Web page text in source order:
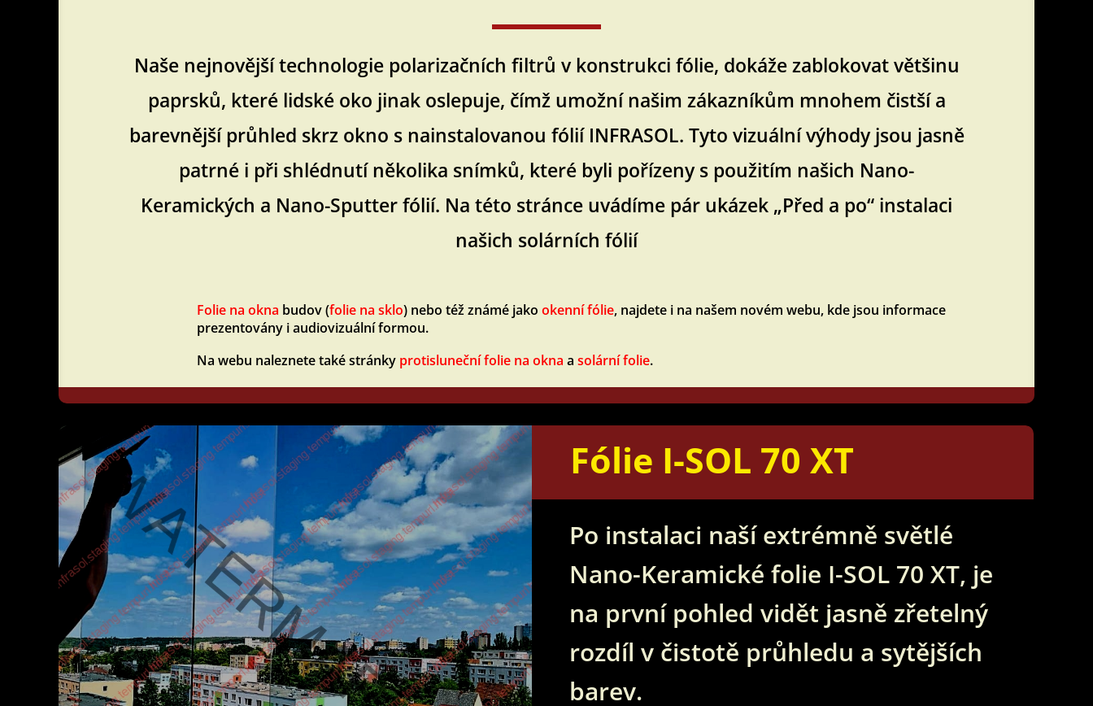
Naše nejnovější technologie polarizačních filtrů v konstrukci fólie, dokáže zablokovat většinu
paprsků, které lidské oko jinak oslepuje, čímž umožní našim zákazníkům mnohem čistší a
barevnější průhled skrz okno s nainstalovanou fólií INFRASOL. Tyto vizuální výhody jsou jasně
patrné i při shlédnutí několika snímků, které byli pořízeny s použitím našich Nano-
Keramických a Nano-Sputter fólií. Na této stránce uvádíme pár ukázek „Před a po“ instalaci
našich solárních fólií
Folie na okna budov (folie na sklo) nebo též známé jako okenní fólie, najdete i na našem novém webu, kde jsou informace
prezentovány i audiovizuální formou.
Na webu naleznete také stránky protisluneční folie na okna a solární folie.
Fólie I-SOL 70 XT
Po instalaci naší extrémně světlé
Nano-Keramické folie I-SOL 70 XT, je
na první pohled vidět jasně zřetelný
rozdíl v čistotě průhledu a sytějších
barev.